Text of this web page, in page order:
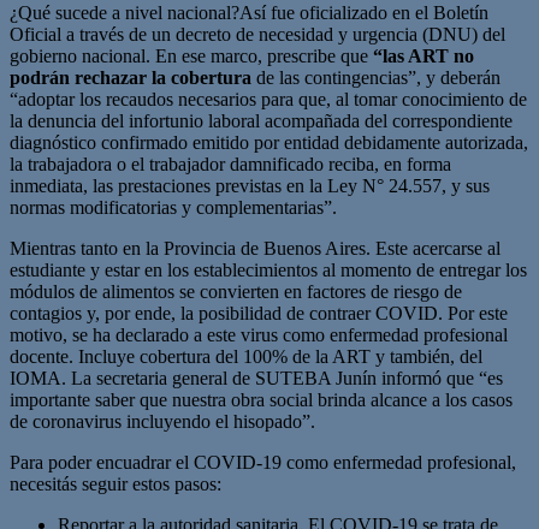
¿Qué sucede a nivel nacional?Así fue oficializado en el Boletín
Oficial a través de un decreto de necesidad y urgencia (DNU) del
gobierno nacional. En ese marco, prescribe que “las ART no
podrán rechazar la cobertura de las contingencias”, y deberán
“adoptar los recaudos necesarios para que, al tomar conocimiento de
la denuncia del infortunio laboral acompañada del correspondiente
diagnóstico confirmado emitido por entidad debidamente autorizada,
la trabajadora o el trabajador damnificado reciba, en forma
inmediata, las prestaciones previstas en la Ley N° 24.557, y sus
normas modificatorias y complementarias”.
Mientras tanto en la Provincia de Buenos Aires. Este acercarse al
estudiante y estar en los establecimientos al momento de entregar los
módulos de alimentos se convierten en factores de riesgo de
contagios y, por ende, la posibilidad de contraer COVID. Por este
motivo, se ha declarado a este virus como enfermedad profesional
docente. Incluye cobertura del 100% de la ART y también, del
IOMA. La secretaria general de SUTEBA Junín informó que “es
importante saber que nuestra obra social brinda alcance a los casos
de coronavirus incluyendo el hisopado”.
Para poder encuadrar el COVID-19 como enfermedad profesional,
necesitás seguir estos pasos:
Reportar a la autoridad sanitaria. El COVID-19 se trata de